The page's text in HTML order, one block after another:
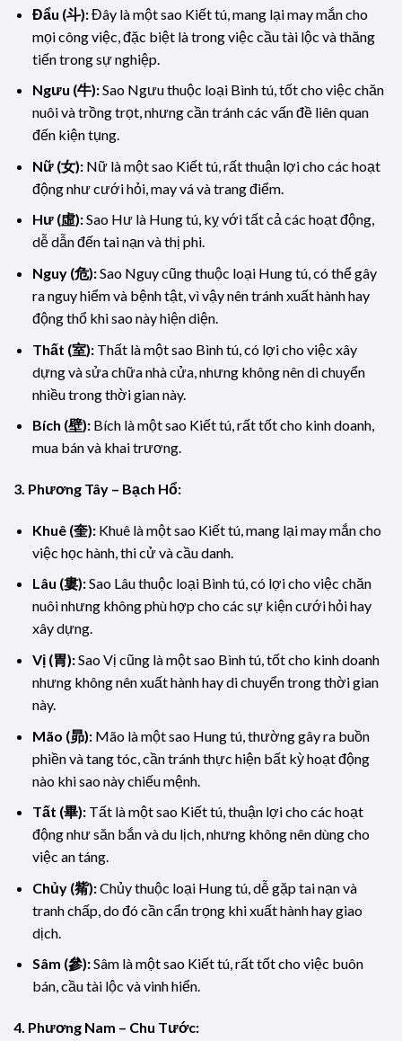
Đẩu (斗):Đây là một sao Kiết tú, mang lại may mắn cho
mọi công việc, đặc biệt là trong việc cầu tài lộc và thăng
tiến trong sự nghiệp.
Ngưu (牛):Sao Ngưu thuộc loại Bình tú, tốt cho việc chăn
nuôi và trồng trọt, nhưng cần tránh các vấn đề liên quan
đến kiện tụng.
Nữ (女):Nữ là một sao Kiết tú, rất thuận lợi cho các hoạt
động như cưới hỏi, may vá và trang điểm.
Hư (虛):Sao Hư là Hung tú, kỵ với tất cả các hoạt động,
dễ dẫn đến tai nạn và thị phi.
Nguy (危):Sao Nguy cũng thuộc loại Hung tú, có thể gây
ra nguy hiểm và bệnh tật, vì vậy nên tránh xuất hành hay
động thổ khi sao này hiện diện.
Thất (室):Thất là một sao Bình tú, có lợi cho việc xây
dựng và sửa chữa nhà cửa, nhưng không nên di chuyển
nhiều trong thời gian này.
Bích (壁):Bích là một sao Kiết tú, rất tốt cho kinh doanh,
mua bán và khai trương.
3. Phương Tây – Bạch Hổ:
Khuê (奎):Khuê là một sao Kiết tú, mang lại may mắn cho
việc học hành, thi cử và cầu danh.
Lâu (婁):Sao Lâu thuộc loại Bình tú, có lợi cho việc chăn
nuôi nhưng không phù hợp cho các sự kiện cưới hỏi hay
xây dựng.
Vị (胃):Sao Vị cũng là một sao Bình tú, tốt cho kinh doanh
nhưng không nên xuất hành hay di chuyển trong thời gian
này.
Mão (昴):Mão là một sao Hung tú, thường gây ra buồn
phiền và tang tóc, cần tránh thực hiện bất kỳ hoạt động
nào khi sao này chiếu mệnh.
Tất (畢):Tất là một sao Kiết tú, thuận lợi cho các hoạt
động như săn bắn và du lịch, nhưng không nên dùng cho
việc an táng.
Chủy (觜):Chủy thuộc loại Hung tú, dễ gặp tai nạn và
tranh chấp, do đó cần cẩn trọng khi xuất hành hay giao
dịch.
Sâm (參):Sâm là một sao Kiết tú, rất tốt cho việc buôn
bán, cầu tài lộc và vinh hiển.
4. Phương Nam – Chu Tước: